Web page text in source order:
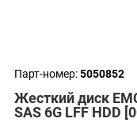
Парт-номер:5050852
Жесткий диск
SAS 6G LFF HDD